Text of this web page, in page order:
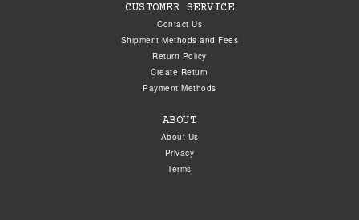
CUSTOMER SERVICE
Contact Us
Shipment Methods and Fees
Return Policy
Create Return
Payment Methods
ABOUT
About Us
Privacy
Terms